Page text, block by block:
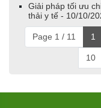
Giải pháp tối ưu
thải y tế - 10/10/
Page 1 / 11 1
10